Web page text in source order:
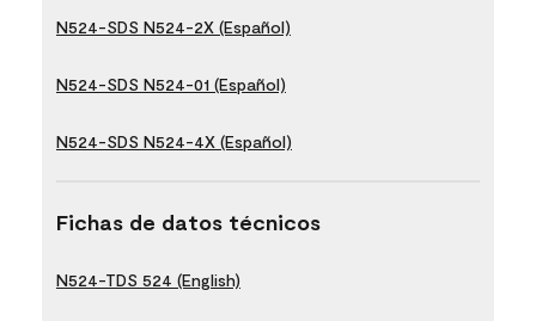
N524-SDS N524-2X (Español)
N524-SDS N524-01 (Español)
N524-SDS N524-4X (Español)
Fichas de datos técnicos
N524-TDS 524 (English)